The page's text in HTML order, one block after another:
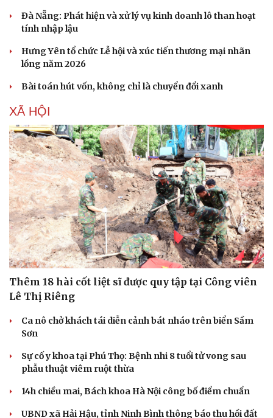
Cải chính
Đà Nẵng: Phát hiện và xử lý vụ kinh doanh lô than hoạt
tính nhập lậu
Hưng Yên tổ chức Lễ hội và xúc tiến thương mại nhãn
lồng năm 2026
Bài toán hút vốn, không chỉ là chuyển đổi xanh
XÃ HỘI
Thêm 18 hài cốt liệt sĩ được quy tập tại Công viên
Lê Thị Riêng
Ca nô chở khách tái diễn cảnh bát nháo trên biển Sầm
Sơn
Sự cố y khoa tại Phú Thọ: Bệnh nhi 8 tuổi tử vong sau
phẫu thuật viêm ruột thừa
14h chiều mai, Bách khoa Hà Nội công bố điểm chuẩn
UBND xã Hải Hậu, tỉnh Ninh Bình thông báo thu hồi đất